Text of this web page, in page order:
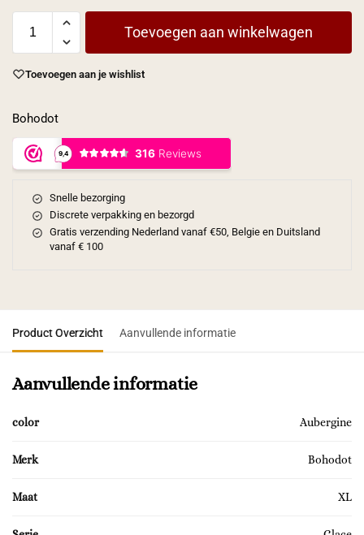
Toevoegen aan winkelwagen
Toevoegen aan je wishlist
Bohodot
Snelle bezorging
Discrete verpakking en bezorgd
Gratis verzending Nederland vanaf €50, Belgie en Duitsland
vanaf € 100
Product Overzicht Aanvullende informatie
Aanvullende informatie
color Aubergine
Merk Bohodot
Maat XL